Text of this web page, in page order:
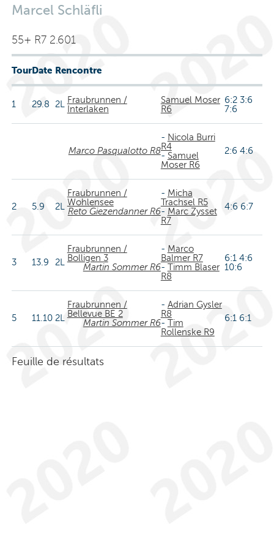
Marcel Schläfli
55+ R7 2.601
TourDate Rencontre
1 29.8 2LFraubrunnen /
Interlaken
Samuel Moser
R6
6:2 3:6
7:6
Marco Pasqualotto R8
- Nicola Burri
R4
- Samuel
Moser R6
2:6 4:6
2 5.9 2L
Fraubrunnen /
Wohlensee
Reto Giezendanner R6
- Micha
Trachsel R5
- Marc Zysset
R7
4:6 6:7
3 13.9 2L
Fraubrunnen /
Bolligen 3
Martin Sommer R6
- Marco
Balmer R7
- Timm Blaser
R8
6:1 4:6
10:6
5 11.10 2L
Fraubrunnen /
Bellevue BE 2
Martin Sommer R6
- Adrian Gysler
R8
- Tim
Rollenske R9
6:1 6:1
Feuille de résultats